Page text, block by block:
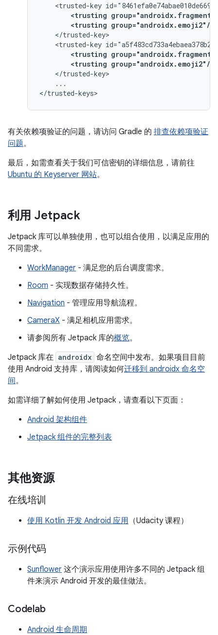
<trusted-key
<trusting
<trusting group="androidx.emoji2"/>
<trusted-key
<trusting
<trusting group="androidx.emoji2"/>
...
有关依赖项验证的问题，请访问 Gradle 的 排查依赖项验证
问题。
最后，如需查看关于我们可信密钥的详细信息，请前往
Ubuntu 的 Keyserver 网站。
利用 Jetpack
Jetpack 库可以单独使用，也可以组合使用，以满足应用的
不同需求。
WorkManager - 满足您的后台调度需求。
Room - 实现数据存储持久性。
Navigation - 管理应用导航流程。
CameraX - 满足相机应用需求。
请参阅所有 Jetpack 库的概览。
Jetpack 库在 androidx 命名空间中发布。如果项目目前
使用 Android 支持库，请阅读如何迁移到 androidx 命名空
间。
如需详细了解如何使用 Jetpack，请查看以下页面：
Android 架构组件
Jetpack 组件的完整列表
其他资源
在线培训
使用 Kotlin 开发 Android 应用 （Udacity 课程）
示例代码
Sunflower 这个演示应用使用许多不同的 Jetpack 组
件来演示 Android 开发的最佳做法。
Codelab
Android 生命周期